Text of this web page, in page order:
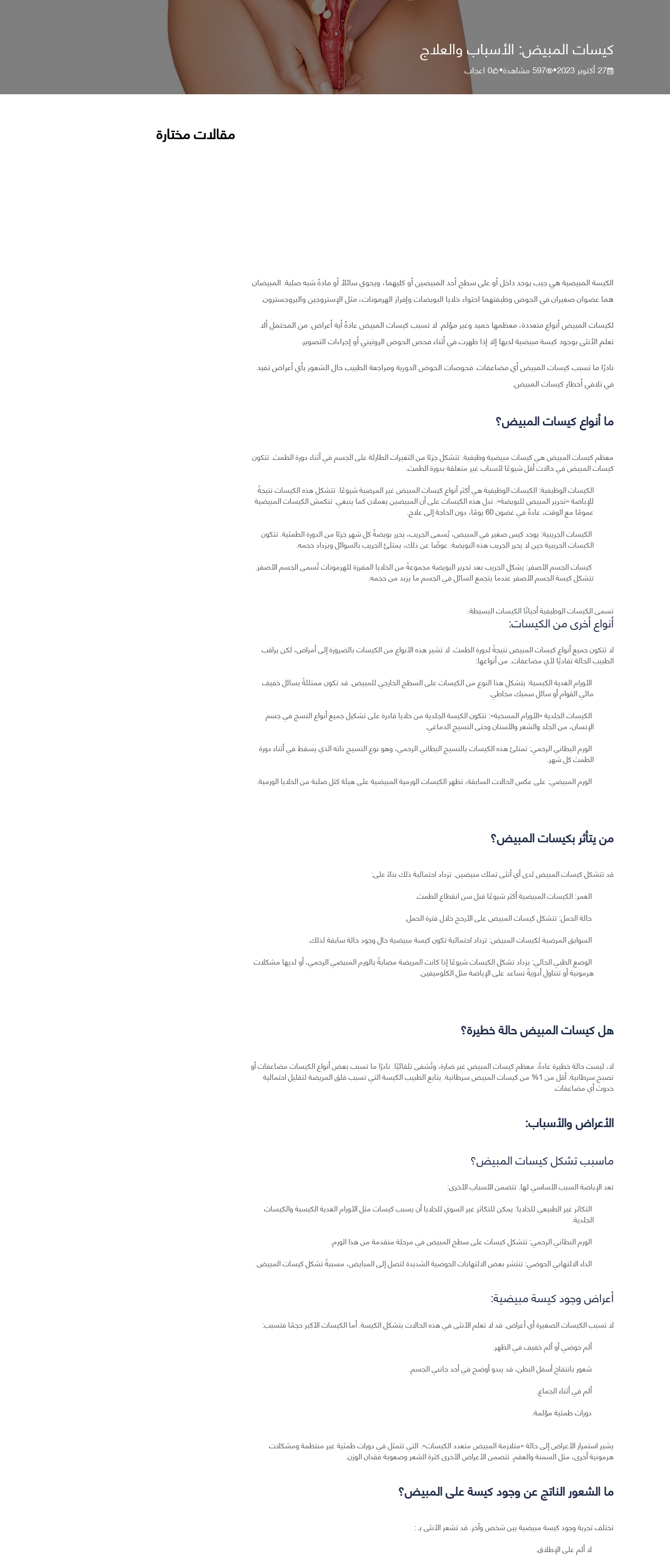
كيسات المبيض: الأسباب والعلاج
27 أكتوبر 2023 •
597مشاهدة•
0اعجاب
الكيسة المبيضية هي جيب يوجد داخل أو على سطح أحد المبيضين أو كليهما، ويحوي سائلًا أو مادةً شبه صلبة. المبيضان
هما عضوان صغيران في الحوض وظيفتهما احتواء خلايا البويضات وإفراز الهرمونات، مثل الإستروجين والبروجسترون.
لكيسات المبيض أنواع متعددة، معظمها حميد وغير مؤلم. لا تسبب كيسات المبيض عادةً أية أعراض. من المحتمل ألا
تعلم الأنثى بوجود كيسة مبيضية لديها إلا إذا ظهرت في أثناء فحص الحوض الروتيني أو إجراءات التصوير.
نادرًا ما تسبب كيسات المبيض أي مضاعفات. فحوصات الحوض الدورية ومراجعة الطبيب حال الشعور بأي أعراض تفيد
في تلافي أخطار كيسات المبيض.
ما أنواع كيسات المبيض؟
معظم كيسات المبيض هي كيسات مبيضية وظيفية. تتشكل جزءًا من التغيرات الطارئة على الجسم في أثناء دورة الطمث. تتكون
كيسات المبيض في حالات أقل شيوعًا لأسباب غير متعلقة بدورة الطمث.
الكيسات الوظيفية: الكيسات الوظيفية هي أكثر أنواع كيسات المبيض غير المرضية شيوعًا. تتشكل هذه الكيسات نتيجةً
للإباضة «تحرير المبيض للبويضة». تدل هذه الكيسات على أن المبيضين يعملان كما ينبغي. تنكمش الكيسات المبيضية
عمومًا مع الوقت، عادةً في غضون 60 يومًا، دون الحاجة إلى علاج.
الكيسات الجريبية: يوجد كيس صغير في المبيض، يُسمى الجريب، يحرر بويضةً كل شهر جزءًا من الدورة الطمثية. تتكون
الكيسات الجريبية حين لا يحرر الجريب هذه البويضة. عوضًا عن ذلك، يمتلئ الجريب بالسوائل ويزداد حجمه.
كيسات الجسم الأصفر: يشكل الجريب بعد تحرير البويضة مجموعةً من الخلايا المفرزة للهرمونات تُسمى الجسم الأصفر.
تتشكل كيسة الجسم الأصفر عندما يتجمع السائل في الجسم ما يزيد من حجمه.
تسمى الكيسات الوظيفية أحيانًا الكيسات البسيطة.
أنواع أخرى من الكيسات:
لا تتكون جميع أنواع كيسات المبيض نتيجةً لدورة الطمث. لا تشير هذه الأنواع من الكيسات بالضرورة إلى أمراض، لكن يراقب
الطبيب الحالة تفاديًا لأي مضاعفات. من أنواعها:
الأورام الغدية الكيسية: يتشكل هذا النوع من الكيسات على السطح الخارجي للمبيض. قد تكون ممتلئةً بسائل خفيف
مائي القوام أو سائل سميك مخاطي.
الكيسات الجلدية «الأورام المسخية»: تتكون الكيسة الجلدية من خلايا قادرة على تشكيل جميع أنواع النسج في جسم
الإنسان، من الجلد والشعر والأسنان وحتى النسيج الدماغي.
الورم البطاني الرحمي: تمتلئ هذه الكيسات بالنسيج البطاني الرحمي، وهو نوع النسيج ذاته الذي يسقط في أثناء دورة
الطمث كل شهر.
الورم المبيضي: على عكس الحالات السابقة، تظهر الكيسات الورمية المبيضية على هيئة كتل صلبة من الخلايا الورمية.
من يتأثر بكيسات المبيض؟
قد تتشكل كيسات المبيض لدى أي أنثى تملك مبيضين. تزداد احتمالية ذلك بناءً على:
العمر: الكيسات المبيضية أكثر شيوعًا قبل سن انقطاع الطمث.
حالة الحمل: تتشكل كيسات المبيض على الأرجح خلال فترة الحمل.
السوابق المرضية لكيسات المبيض: تزداد احتمالية تكون كيسة مبيضية حال وجود حالة سابقة لذلك.
الوضع الطبي الحالي: يزداد تشكل الكيسات شيوعًا إذا كانت المريضة مصابةً بالورم المبيضي الرحمي، أو لديها مشكلات
هرمونية أو تتناول أدويةً تساعد على الإباضة مثل الكلوميفين.
هل كيسات المبيض حالة خطيرة؟
لا، ليست حالة خطيرة عادةً. معظم كيسات المبيض غير ضارة، وتُشفى تلقائيًا. نادرًا ما تسبب بعض أنواع الكيسات مضاعفات أو
تصبح سرطانية. أقل من 1% من كيسات المبيض سرطانية. يتابع الطبيب الكيسة التي تسبب قلق المريضة لتقليل احتمالية
حدوث أي مضاعفات.
الأعراض والأسباب:
ماسبب تشكل كيسات المبيض؟
تعد الإباضة السبب الأساسي لها. تتضمن الأسباب الأخرى:
التكاثر غير الطبيعي للخلايا: يمكن للتكاثر غير السوي للخلايا أن يسبب كيسات مثل الأورام الغدية الكيسية والكيسات
الجلدية.
الورم البطاني الرحمي: تتشكل كيسات على سطح المبيض في مرحلة متقدمة من هذا الورم.
الداء الالتهابي الحوضي: تنتشر بعض الالتهابات الحوضية الشديدة لتصل إلى المبايض، مسببةً تشكل كيسات المبيض.
أعراض وجود كيسة مبيضية:
لا تسبب الكيسات الصغيرة أي أعراض. قد لا تعلم الأنثى في هذه الحالات بتشكل الكيسة. أما الكيسات الأكبر حجمًا فتسبب:
ألم حوضي أو ألم خفيف في الظهر.
شعور بانتفاخ أسفل البطن، قد يبدو أوضح في أحد جانبي الجسم.
ألم في أثناء الجماع.
دورات طمثية مؤلمة.
يشير استمرار الأعراض إلى حالة «متلازمة المبيض متعدد الكيسات». التي تتمثل في دورات طمثية غير منتظمة ومشكلات
هرمونية أخرى، مثل السمنة والعقم. تتضمن الأعراض الأخرى كثرة الشعر وصعوبة فقدان الوزن.
ما الشعور الناتج عن وجود كيسة على المبيض؟
تختلف تجربة وجود كيسة مبيضية بين شخص وآخر. قد تشعر الأنثى بـ :
لا ألم على الإطلاق.
مقالات مختارة